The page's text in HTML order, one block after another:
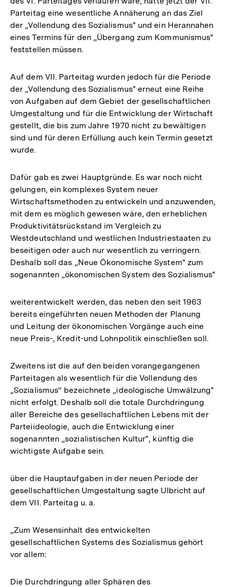
Parteitag eine wesentliche Annäherung an das Ziel
der „Vollendung des Sozialismus" und ein Herannahen
eines Termins für den „Übergang zum Kommunismus"
feststellen müssen.
Auf dem VII. Parteitag wurden jedoch für die Periode
der „Vollendung des Sozialismus" erneut eine Reihe
von Aufgaben auf dem Gebiet der gesellschaftlichen
Umgestaltung und für die Entwicklung der Wirtschaft
gestellt, die bis zum Jahre 1970 nicht zu bewältigen
sind und für deren Erfüllung auch kein Termin gesetzt
wurde.
Dafür gab es zwei Hauptgründe. Es war noch nicht
gelungen, ein komplexes System neuer
Wirtschaftsmethoden zu entwickeln und anzuwenden,
mit dem es möglich gewesen wäre, den erheblichen
Produktivitätsrückstand im Vergleich zu
Westdeutschland und westlichen Industriestaaten zu
beseitigen oder auch nur wesentlich zu verringern.
Deshalb soll das „Neue Ökonomische System" zum
sogenannten „ökonomischen System des Sozialismus"
weiterentwickelt werden, das neben den seit 1963
bereits eingeführten neuen Methoden der Planung
und Leitung der ökonomischen Vorgänge auch eine
neue Preis-, Kredit-und Lohnpolitik einschließen soll.
Zweitens ist die auf den beiden vorangegangenen
Parteitagen als wesentlich für die Vollendung des
„Sozialismus“ bezeichnete „ideologische Umwälzung"
nicht erfolgt. Deshalb soll die totale Durchdringung
aller Bereiche des gesellschaftlichen Lebens mit der
Parteiideologie, auch die Entwicklung einer
sogenannten „sozialistischen Kultur", künftig die
wichtigste Aufgabe sein.
über die Hauptaufgaben in der neuen Periode der
gesellschaftlichen Umgestaltung sagte Ulbricht auf
dem VII. Parteitag u. a.
„Zum Wesensinhalt des entwickelten
gesellschaftlichen Systems des Sozialismus gehört
vor allem:
Die Durchdringung aller Sphären des